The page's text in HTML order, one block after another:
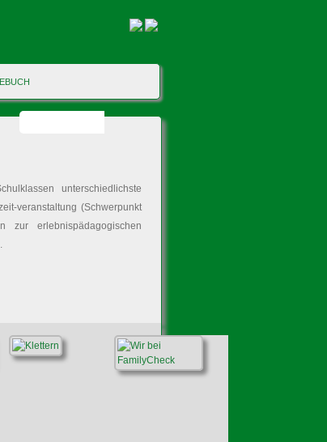
unterschiedlichste
veranstaltung (Schwerpunkt
erlebnispädagogischen